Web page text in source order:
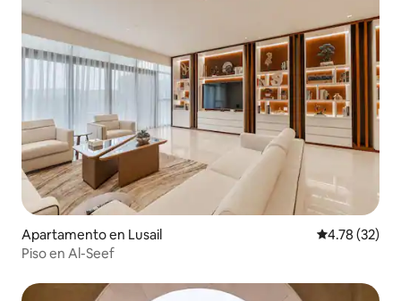
Apartamento en Lusail Calificación
4.78 (32)
Piso en Al-Seef